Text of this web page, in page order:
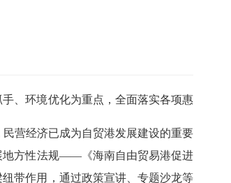
、环境优化为重点，全面落实各项惠
营经济已成为自贸港发展建设的重要
地方性法规——《海南自由贸易港促进
带作用，通过政策宣讲、专题沙龙等